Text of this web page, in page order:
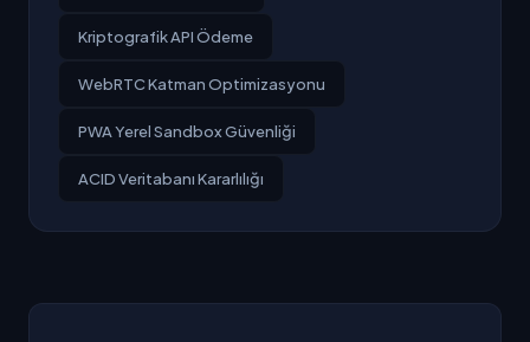
Kriptografik API Ödeme
WebRTC Katman Optimizasyonu
PWA Yerel Sandbox Güvenliği
ACID Veritabanı Kararlılığı